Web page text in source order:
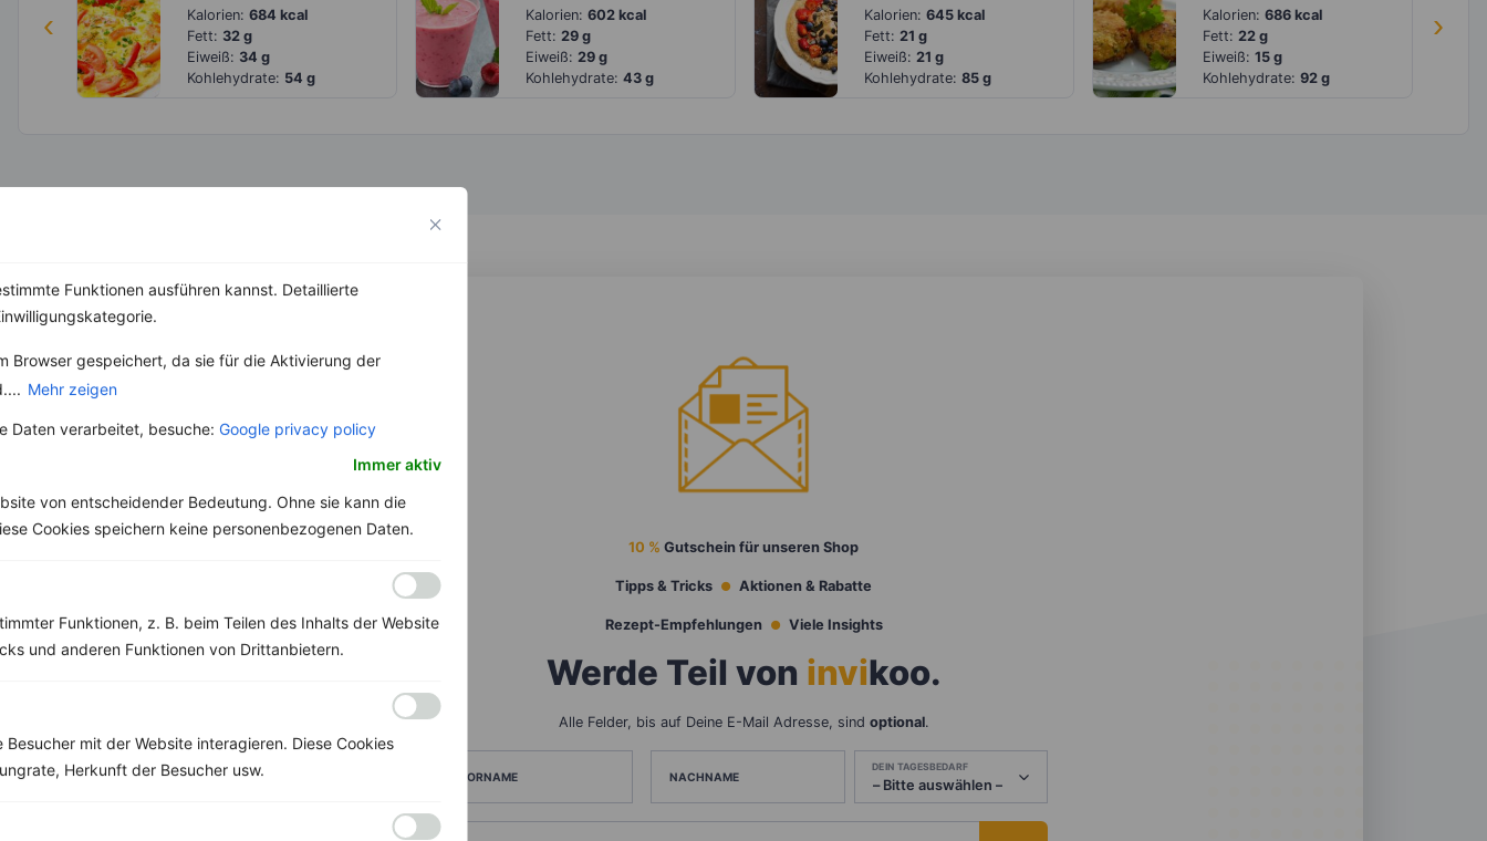
Funktionen ausführen kannst. Detaillierte
Browser gespeichert, da sie für die Aktivierung der
Mehr zeigen
Daten verarbeitet, besuche: Google privacy policy
Immer aktiv
von entscheidender Bedeutung. Ohne sie kann die
Cookies speichern keine personenbezogenen Daten.
Funktionen, z. B. beim Teilen des Inhalts der Website
und anderen Funktionen von Drittanbietern.
mit der Website interagieren. Diese Cookies
Herkunft der Besucher usw.
‹ ›
Kalorien: 684 kcal
Fett: 32 g
Eiweiß: 34 g
Kohlehydrate: 54 g
Kalorien: 602 kcal
Fett: 29 g
Eiweiß: 29 g
Kohlehydrate: 43 g
Kalorien: 645 kcal
Fett: 21 g
Eiweiß: 21 g
Kohlehydrate: 85 g
Kalorien: 686 kcal
Fett: 22 g
Eiweiß: 15 g
Kohlehydrate: 92 g
10 % Gutschein für unseren Shop
Tipps & Tricks Aktionen & Rabatte
Rezept-Empfehlungen Viele Insights
Werde Teil von invikoo.
Alle Felder, bis auf Deine E-Mail Adresse, sind optional.
VORNAME NACHNAME
DEIN TAGESBEDARF